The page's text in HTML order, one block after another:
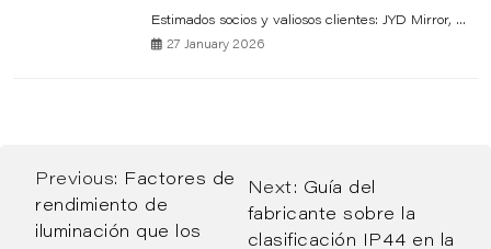
Estimados socios y valiosos clientes: JYD Mirror, ...
27 January 2026
Previous:
Factores de
rendimiento de
iluminación que los
Next: Guía del
fabricante sobre la
clasificación IP44 en la